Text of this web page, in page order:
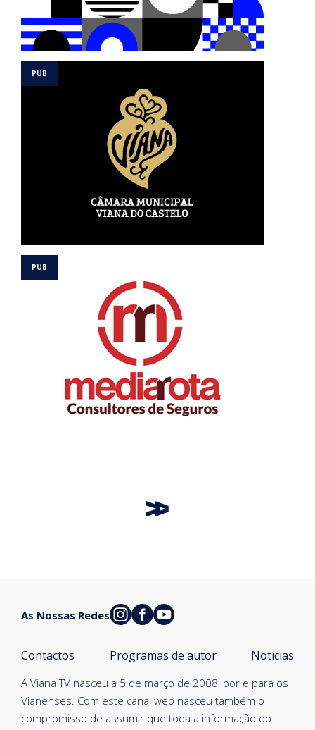
A Viana TV nasceu a 5 de março de 2008, por e para os
Vianenses. Com este canal web nasceu também o
compromisso de assumir que toda a informação do
Contactos Programas de autor Notícias
As Nossas Redes